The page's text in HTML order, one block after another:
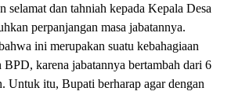
selamat dan tahniah kepada Kepala Desa
perpanjangan masa jabatannya.
ini merupakan suatu kebahagiaan
BPD, karena jabatannya bertambah dari 6
Untuk itu, Bupati berharap agar dengan